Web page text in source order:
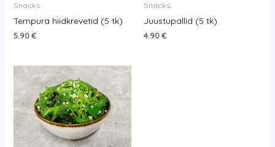
Snacks
Tempura hiidkrevetid (5 tk)
5.90€
Snacks
Juustupallid (5 tk)
4.90€